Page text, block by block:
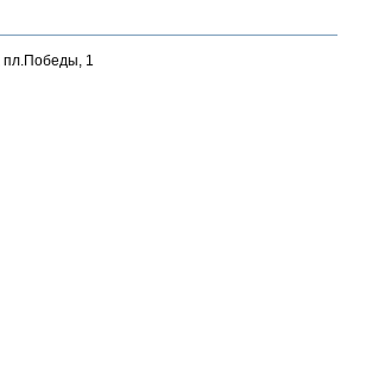
пл.Победы, 1